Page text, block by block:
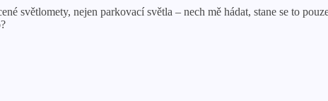
světlomety, nejen parkovací světla – nech mě hádat, stane se to